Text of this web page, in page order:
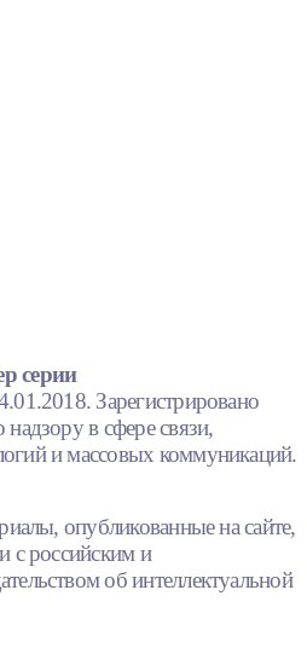
серии
Зарегистрировано
в сфере связи,
и массовых коммуникаций.
опубликованные на сайте,
с российским и
об интеллектуальной